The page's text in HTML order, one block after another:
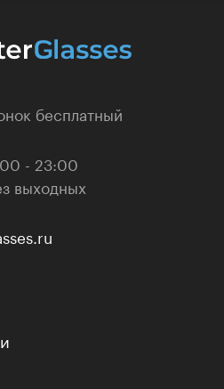
бесплатный
- 23:00
выходных